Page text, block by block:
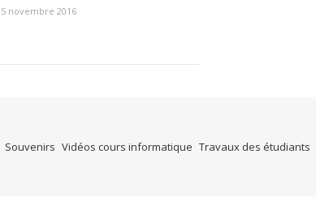
5 novembre 2016
Souvenirs Vidéos cours informatique Travaux des étudiants